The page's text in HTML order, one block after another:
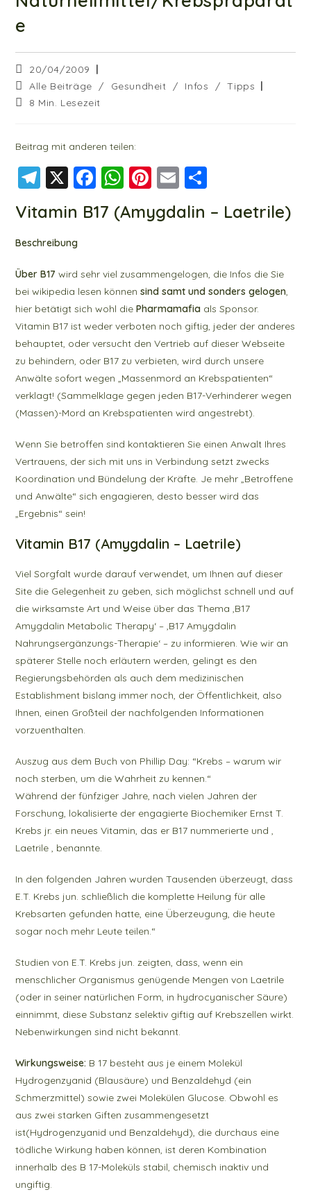
e
Beitrag
veröffentlicht:
20/04/2009
Beitrags-
Kategorie:
Alle Beiträge / Gesundheit / Infos / Tipps
Lesedauer:
8 Min. Lesezeit
Beitrag mit anderen teilen:
T
e
g
r
a
m
X
F
a
c
b
o
o
k
W
h
at
A
p
p
Pi
er
st
E
m
ai
ei
le
Vitamin B17 (Amygdalin – Laetrile)
Beschreibung
Über B17wird sehr viel zusammengelogen, die Infos die Sie
bei wikipedia lesen könnensind samt und sonders gelogen,
hier betätigt sich wohl diePharmamafia als Sponsor.
Vitamin B17 ist weder verboten noch giftig, jeder der anderes
behauptet, oder versucht den Vertrieb auf dieser Webseite
zu behindern, oder B17 zu verbieten, wird durch unsere
Anwälte sofort wegen „Massenmord an Krebspatienten“
verklagt! (Sammelklage gegen jeden B17-Verhinderer wegen
(Massen)-Mord an Krebspatienten wird angestrebt).
Wenn Sie betroffen sind kontaktieren Sie einen Anwalt Ihres
Vertrauens, der sich mit uns in Verbindung setzt zwecks
Koordination und Bündelung der Kräfte. Je mehr „Betroffene
und Anwälte“ sich engagieren, desto besser wird das
„Ergebnis“ sein!
Vitamin B17 (Amygdalin – Laetrile)
Viel Sorgfalt wurde darauf verwendet, um Ihnen auf dieser
Site die Gelegenheit zu geben, sich möglichst schnell und auf
die wirksamste Art und Weise über das Thema ‚B17
Amygdalin Metabolic Therapy‘ – ‚B17 Amygdalin
Nahrungsergänzungs-Therapie‘ – zu informieren. Wie wir an
späterer Stelle noch erläutern werden, gelingt es den
Regierungsbehörden als auch dem medizinischen
Establishment bislang immer noch, der Öffentlichkeit, also
Ihnen, einen Großteil der nachfolgenden Informationen
vorzuenthalten.
Auszug aus dem Buch von Phillip Day: “Krebs – warum wir
noch sterben, um die Wahrheit zu kennen.“
Während der fünfziger Jahre, nach vielen Jahren der
Forschung, lokalisierte der engagierte Biochemiker Ernst T.
Krebs jr. ein neues Vitamin, das er B17 nummerierte und ‚
Laetrile ‚ benannte.
In den folgenden Jahren wurden Tausenden überzeugt, dass
E.T. Krebs jun. schließlich die komplette Heilung für alle
Krebsarten gefunden hatte, eine Überzeugung, die heute
sogar noch mehr Leute teilen.“
Studien von E.T. Krebs jun. zeigten, dass, wenn ein
menschlicher Organismus genügende Mengen von Laetrile
(oder in seiner natürlichen Form, in hydrocyanischer Säure)
einnimmt, diese Substanz selektiv giftig auf Krebszellen wirkt.
Nebenwirkungen sind nicht bekannt.
Wirkungsweise: B 17 besteht aus je einem Molekül
Hydrogenzyanid (Blausäure) und Benzaldehyd (ein
Schmerzmittel) sowie zwei Molekülen Glucose. Obwohl es
aus zwei starken Giften zusammengesetzt
ist(Hydrogenzyanid und Benzaldehyd), die durchaus eine
tödliche Wirkung haben können, ist deren Kombination
innerhalb des B 17-Moleküls stabil, chemisch inaktiv und
ungiftig.